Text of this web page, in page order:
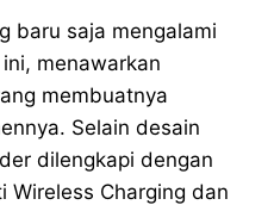
baru saja mengalami
menawarkan
membuatnya
Selain desain
dilengkapi dengan
Charging dan